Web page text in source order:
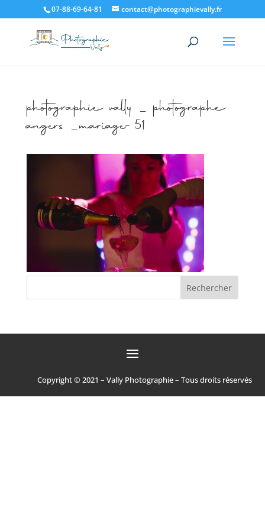
07-88-69-64-81 contact@photographievally.fr
photographie vally _ photographe
angers _mariage-51
Copyright © 2021 – Vally Photographie – Tous droits réservés